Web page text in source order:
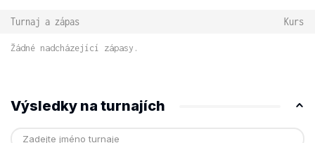
Turnaj a zápas Kurs
Žádné nadcházející zápasy.
Výsledky na turnajích